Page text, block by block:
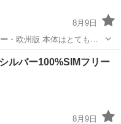
8月9日
・欧州版 本体はとても綺
。 【状態】 ・容
ID：正常に使用...
の他 Pro
ルバー100%SIMフリー
8月9日